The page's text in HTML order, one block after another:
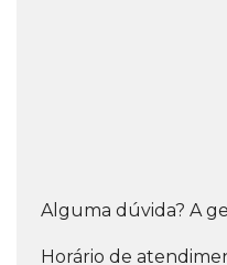
Alguma dúvida? A
Horário de